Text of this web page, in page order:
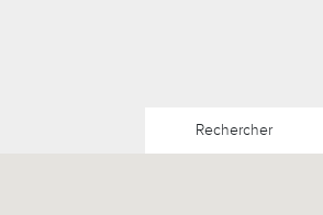
Rechercher